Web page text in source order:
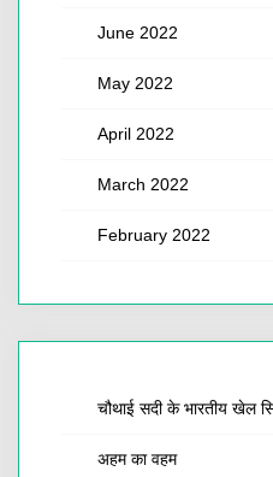
June 2022
May 2022
April 2022
March 2022
February 2022
चौथाई सदी के भारतीय खेल
अहम का वहम